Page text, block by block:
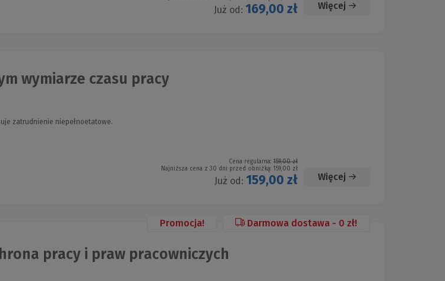
Już od: 169,00 zł Więcej
wymiarze czasu pracy
zatrudnienie niepełnoetatowe.
Cena regularna: 159,00 zł
Najniższa cena z 30 dni przed obniżką: 159,00 zł
Już od: 159,00 zł Więcej
Promocja! Darmowa dostawa - 0 zł!
pracy i praw pracowniczych